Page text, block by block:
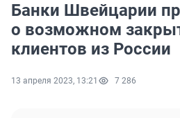
Банки Швейцарии
о возможном
клиентов из России
13 апреля 2023, 13:21 7 286